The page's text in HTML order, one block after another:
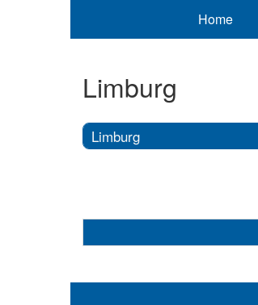
Home
Limburg
Limburg